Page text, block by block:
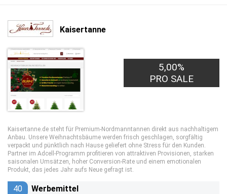
Kaisertanne
5,00%
PRO SALE
Kaisertanne.de steht für Premium-Nordmanntannen direkt aus nachhaltigem
Anbau. Unsere Weihnachtsbäume werden frisch geschlagen, sorgfältig
verpackt und pünktlich nach Hause geliefert ohne Stress für den Kunden.
Partner im Adcell-Programm profitieren von attraktiven Provisionen, starken
saisonalen Umsätzen, hoher Conversion-Rate und einem emotionalen
Produkt, das jedes Jahr aufs Neue gefragt ist.
40 Werbemittel